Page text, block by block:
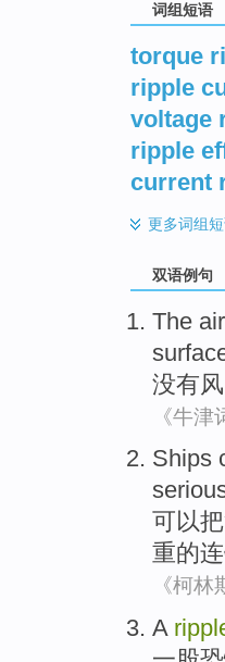
词组短语
torque
ripple
voltage
ripple
current
更多词组
双语例句
The air
没有风
《牛津
Ships
可以
重的连
《柯林
A